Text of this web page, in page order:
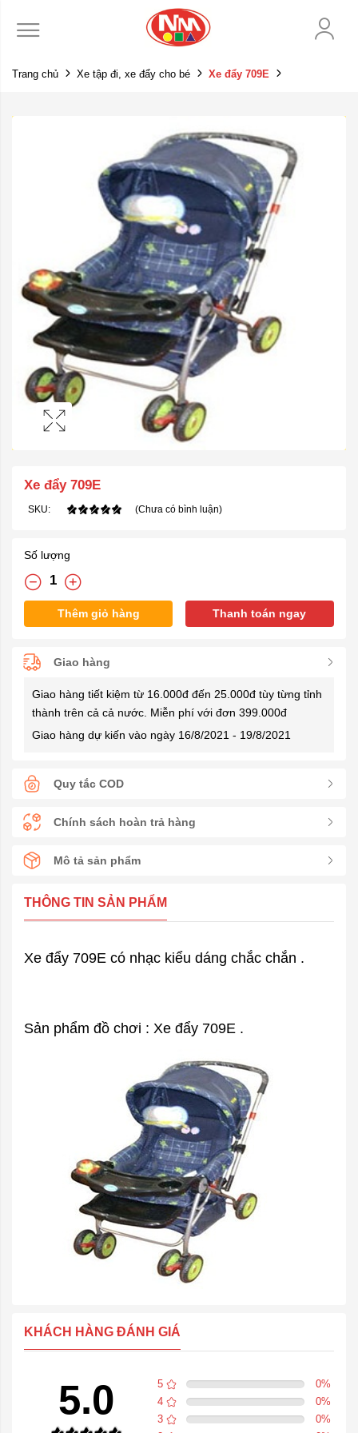
Trang chủ Xe tập đi, xe đẩy cho bé Xe đẩy 709E
Xe đẩy 709E
SKU: (Chưa có bình luận)
Số lượng
Thêm giỏ hàng Thanh toán ngay
Giao hàng
Giao hàng tiết kiệm từ 16.000đ đến 25.000đ tùy từng tỉnh
thành trên cả cả nước. Miễn phí với đơn 399.000đ
Giao hàng dự kiến vào ngày 16/8/2021 - 19/8/2021
Quy tắc COD
Chính sách hoàn trả hàng
Mô tả sản phẩm
THÔNG TIN SẢN PHẨM
Xe đẩy 709E có nhạc kiểu dáng chắc chắn .
Sản phẩm đồ chơi : Xe đẩy 709E .
KHÁCH HÀNG ĐÁNH GIÁ
5.0 5 0%
4
0%
3
0%